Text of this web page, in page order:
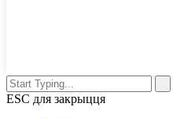
ESC для закрыцця